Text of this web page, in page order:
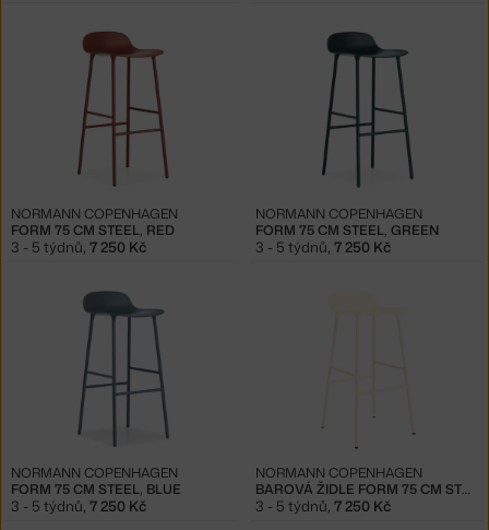
FORM 75 CM STEEL, RED
NORMANN COPENHAGEN
3 - 5 týdnů, 7 250 Kč
FORM 75 CM STEEL, GREEN
NORMANN COPENHAGEN
3 - 5 týdnů, 7 250 Kč
FORM 75 CM STEEL, BLUE
NORMANN COPENHAGEN
3 - 5 týdnů, 7 250 Kč
BAROVÁ ŽIDLE FORM 75 CM STEEL, CREAM
NORMANN COPENHAGEN
3 - 5 týdnů, 7 250 Kč